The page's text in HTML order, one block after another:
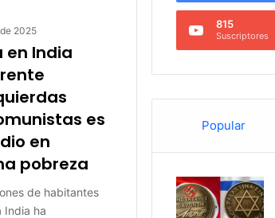
2025
en India
es
en
pobreza
de habitantes
India ha
815
Suscriptores
Popular